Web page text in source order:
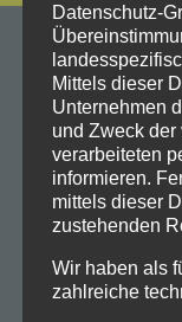
Datenschutz-
Mittels dieser
Unternehmen
und Zweck der
verarbeiteten
informieren.
mittels dieser
zustehenden
Wir haben als
zahlreiche